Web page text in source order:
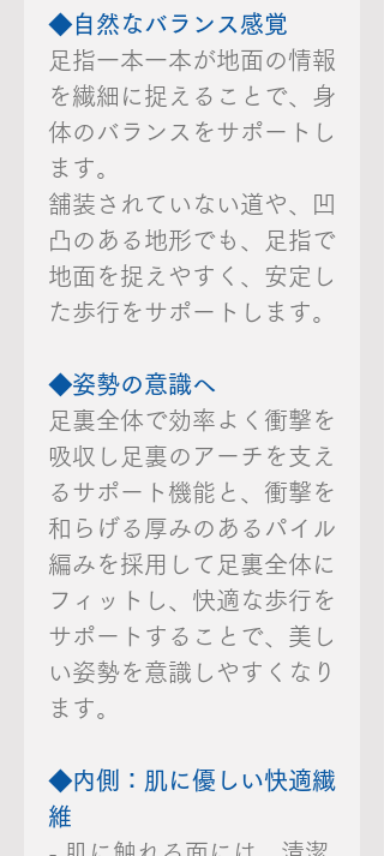
◆自然なバランス感覚
足指一本一本が地面の情報
を繊細に捉えることで、身
体のバランスをサポートし
ます。
舗装されていない道や、凹
凸のある地形でも、足指で
地面を捉えやすく、安定し
た歩行をサポートします。
◆姿勢の意識へ
足裏全体で効率よく衝撃を
吸収し足裏のアーチを支え
るサポート機能と、衝撃を
和らげる厚みのあるパイル
編みを採用して足裏全体に
フィットし、快適な歩行を
サポートすることで、美し
い姿勢を意識しやすくなり
ます。
◆内側：肌に優しい快適繊
維